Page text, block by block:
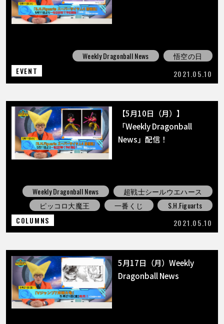
ABOUT
JP
Weekly Dragonball News
悟空の日
EVENT
2021.05.10
【5月10日（月）】
「Weekly Dragonball
News」配信！
Weekly Dragonball News
超戦士シールウエハース
ピッコロ大魔王
一番くじ
S.H.Figuarts
COLUMNS
2021.05.10
5月17日（月）Weekly
Dragonball News